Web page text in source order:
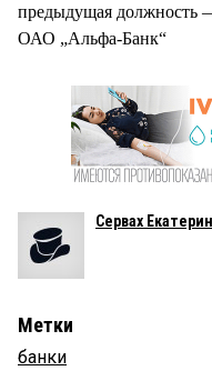
предыдущая
ОАО „Альфа-Банк“
Сервах
Метки
банки